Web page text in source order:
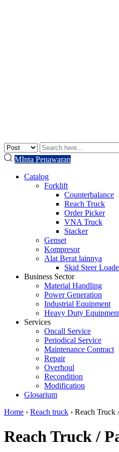
MInta Penawaran
Catalog
Forklift
Counterbalance
Reach Truck
Order Picker
VNA Truck
Stacker
Genset
Kompresor
Alat Berat lainnya
Skid Steer
Business Sector
Material Handling
Power Generation
Industrial Equipment
Heavy Duty
Services
Oncall Service
Periodical Service
Maintenance Contract
Repair
Overhoul
Recondition
Modification
Glosarium
Home › Reach truck › Reach Truck
Reach Truck /